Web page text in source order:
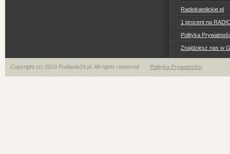
Radiokatolickie.pl
1 procent na
Polityka
Znajdziesz nas w
Copyright (c) 2010 Podlasie24.pl. All rights reserved Polityka Prywatności